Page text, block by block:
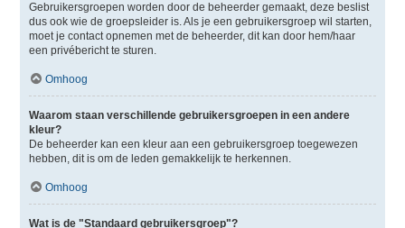
Gebruikersgroepen worden door de beheerder gemaakt, deze beslist
dus ook wie de groepsleider is. Als je een gebruikersgroep wil starten,
moet je contact opnemen met de beheerder, dit kan door hem/haar
een privébericht te sturen.
Omhoog
Waarom staan verschillende gebruikersgroepen in een andere
kleur?
De beheerder kan een kleur aan een gebruikersgroep toegewezen
hebben, dit is om de leden gemakkelijk te herkennen.
Omhoog
Wat is de "Standaard gebruikersgroep"?